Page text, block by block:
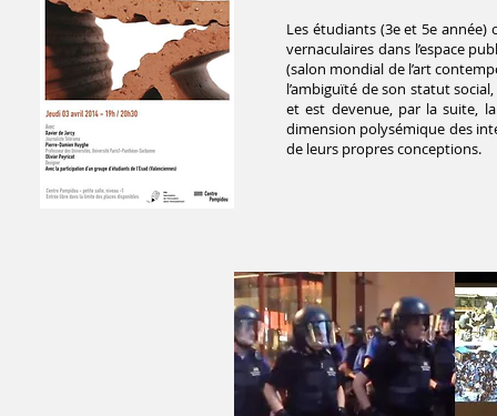
Les étudiants (3e et 5e
vernaculaires dans l’espace
(salon mondial de l’art
l’ambiguïté de son statut
et est devenue, par la suite,
dimension polysémique des
de leurs propres conceptions.